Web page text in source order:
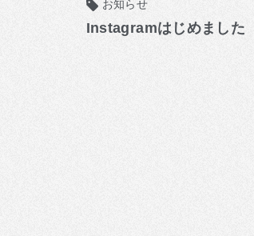
お知らせ
Instagramはじめました